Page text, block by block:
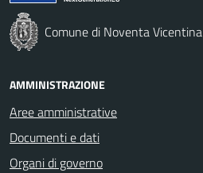
Comune di Noventa Vicentina
AMMINISTRAZIONE
Aree amministrative
Documenti e dati
Organi di governo